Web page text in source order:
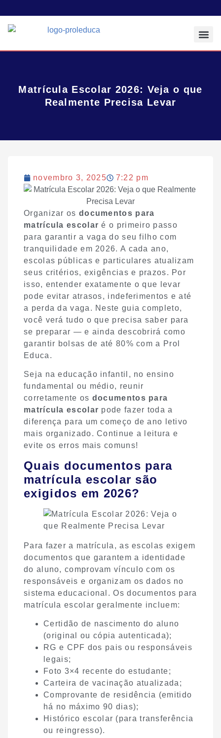
Matrícula Escolar 2026: Veja o que
Realmente Precisa Levar
novembro 3, 2025 7:22 pm
Organizar os documentos para
matrícula escolar é o primeiro passo
para garantir a vaga do seu filho com
tranquilidade em 2026. A cada ano,
escolas públicas e particulares atualizam
seus critérios, exigências e prazos. Por
isso, entender exatamente o que levar
pode evitar atrasos, indeferimentos e até
a perda da vaga. Neste guia completo,
você verá tudo o que precisa saber para
se preparar — e ainda descobrirá como
garantir bolsas de até 80% com a Prol
Educa.
Seja na educação infantil, no ensino
fundamental ou médio, reunir
corretamente os documentos para
matrícula escolar pode fazer toda a
diferença para um começo de ano letivo
mais organizado. Continue a leitura e
evite os erros mais comuns!
Quais documentos para
matrícula escolar são
exigidos em 2026?
Para fazer a matrícula, as escolas exigem
documentos que garantem a identidade
do aluno, comprovam vínculo com os
responsáveis e organizam os dados no
sistema educacional. Os documentos para
matrícula escolar geralmente incluem:
Certidão de nascimento do aluno
(original ou cópia autenticada);
RG e CPF dos pais ou responsáveis
legais;
Foto 3×4 recente do estudante;
Carteira de vacinação atualizada;
Comprovante de residência (emitido
há no máximo 90 dias);
Histórico escolar (para transferência
ou reingresso).